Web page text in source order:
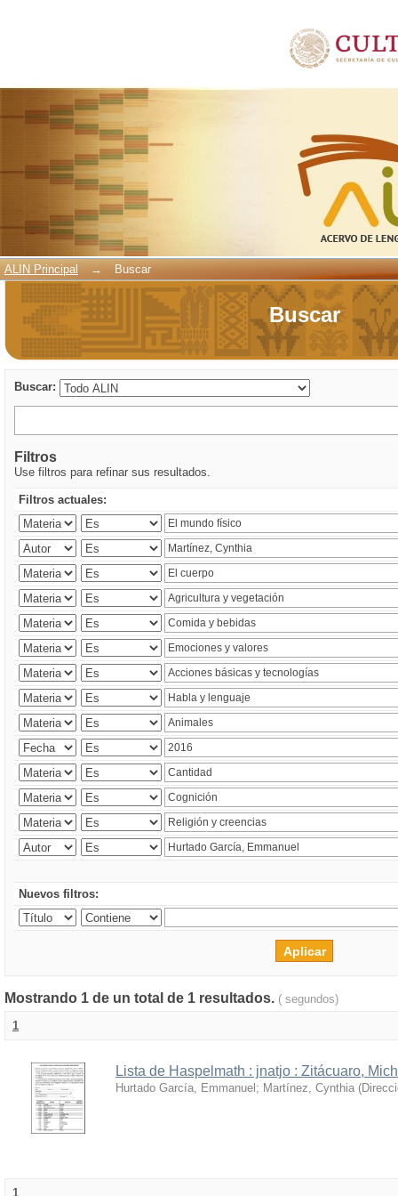
ALIN Principal → Buscar
Buscar
Buscar:
Filtros
Use filtros para refinar sus resultados.
Filtros actuales:
Nuevos filtros:
Mostrando 1 de un total de 1 resultados. ( segundos)
1
Lista de Haspelmath : jnatjo : Zitácuaro,
Hurtado García, Emmanuel ; Martínez, Cynthia (
1